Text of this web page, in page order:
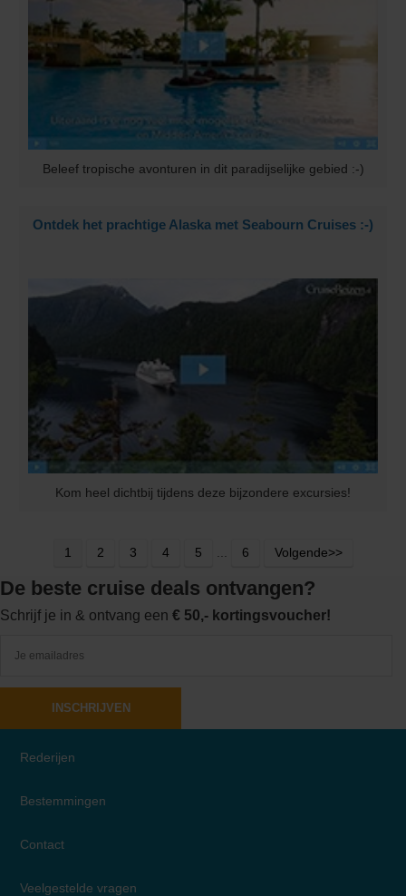
Beleef tropische avonturen in dit paradijselijke gebied :-)
Ontdek het prachtige Alaska met Seabourn Cruises :-)
Kom heel dichtbij tijdens deze bijzondere excursies!
1 2 3 4 5 6 Volgende>>
De beste cruise deals ontvangen?
Schrijf je in & ontvang een € 50,- kortingsvoucher!
INSCHRIJVEN
Rederijen
Bestemmingen
Contact
Veelgestelde vragen